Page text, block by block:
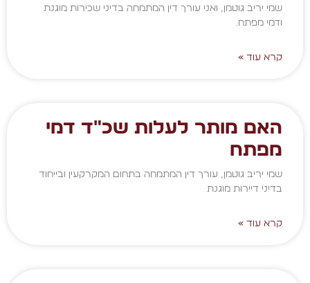
שמי יריב גוטמן, ואני עורך דין המתמחה בדיני שכירות מוגנת
ודמי מפתח.
קרא עוד »
האם מותר לעלות שכ"ד דמי
מפתח
שמי יריב גוטמן, עורך דין המתמחה בתחום המקרקעין ובייחוד
בדיני דיירות מוגנת
קרא עוד »